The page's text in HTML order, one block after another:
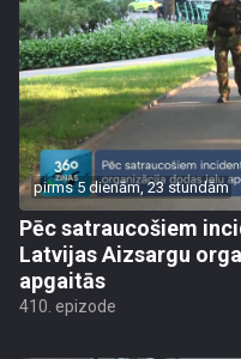
pirms 5 dienām, 23 stundām
Pēc satraucošiem
Latvijas Aizsargu
apgaitās
410. epizode